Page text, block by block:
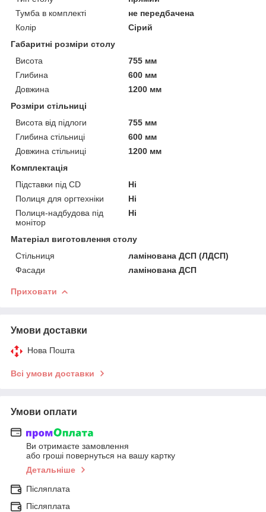
Тумба в комплекті
не передбачена
Колір
Сірий
Габаритні розміри столу
Висота
755 мм
Глибина
600 мм
Довжина
1200 мм
Розміри стільниці
Висота від підлоги
755 мм
Глибина стільниці
600 мм
Довжина стільниці
1200 мм
Комплектація
Підставки під СD
Ні
Полиця для оргтехніки
Ні
Полиця-надбудова під
монітор
Ні
Матеріал виготовлення столу
Стільниця
ламінована ДСП (ЛДСП)
Фасади
ламінована ДСП
Приховати
Умови доставки
Нова Пошта
Всі умови доставки
Умови оплати
Ви отримаєте замовлення
або гроші повернуться на вашу картку
Детальніше
Післяплата
Післяплата